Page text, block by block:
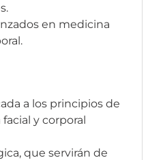
en medicina
a los principios de
y corporal
que servirán de